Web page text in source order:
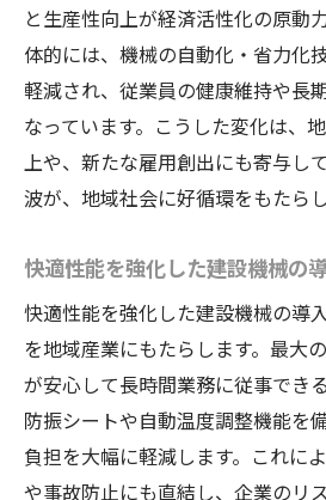
と生産性向上が経済活性化の原動
体的には、機械の自動化・省力化
軽減され、従業員の健康維持や長
なっています。こうした変化は、
上や、新たな雇用創出にも寄与し
波が、地域社会に好循環をもたらし
快適性能を強化した建設機械の
快適性能を強化した建設機械の導
を地域産業にもたらします。最大
が安心して長時間業務に従事でき
防振シートや自動温度調整機能を
負担を大幅に軽減します。これに
や事故防止にも直結し、企業のリ